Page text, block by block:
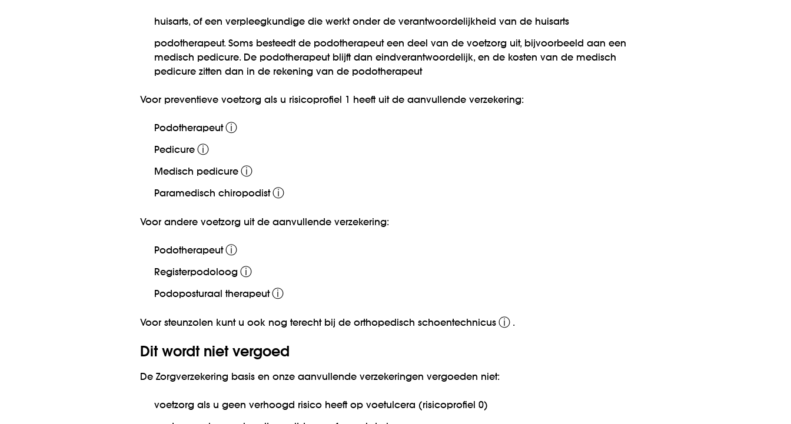
huisarts, of een verpleegkundige die werkt onder de verantwoordelijkheid van de huisarts
podotherapeut. Soms besteedt de podotherapeut een deel van de voetzorg uit, bijvoorbeeld aan een
medisch pedicure. De podotherapeut blijft dan eindverantwoordelijk, en de kosten van de medisch
pedicure zitten dan in de rekening van de podotherapeut
Voor preventieve voetzorg als u risicoprofiel 1 heeft uit de aanvullende verzekering:
Podotherapeut ⓘ
Pedicure ⓘ
Medisch pedicure ⓘ
Paramedisch chiropodist ⓘ
Voor andere voetzorg uit de aanvullende verzekering:
Podotherapeut ⓘ
Registerpodoloog ⓘ
Podoposturaal therapeut ⓘ
Voor steunzolen kunt u ook nog terecht bij de orthopedisch schoentechnicus ⓘ .
Dit wordt niet vergoed
De Zorgverzekering basis en onze aanvullende verzekeringen vergoeden niet:
voetzorg als u geen verhoogd risico heeft op voetulcera (risicoprofiel 0)